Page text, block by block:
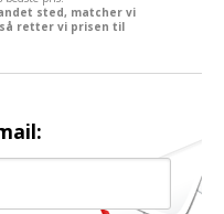
sted, matcher vi
retter vi prisen til